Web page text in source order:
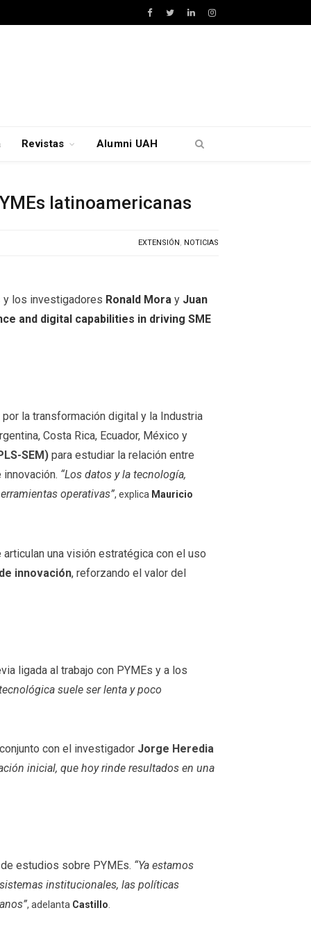
Facebook
TwitterLinkedInInstagram
Revistas Alumni UAH
latinoamericanas
EXTENSIÓN, NOTICIAS
y los investigadores Ronald Mora y Juan
and digital capabilities in driving SME
la transformación digital y la Industria
Costa Rica, Ecuador, México y
SEM) para estudiar la relación entre
“Los datos y la tecnología,
operativas”, explica Mauricio
una visión estratégica con el uso
innovación, reforzando el valor del
ligada al trabajo con PYMEs y a los
suele ser lenta y poco
con el investigador Jorge Heredia
inicial, que hoy rinde resultados en una
estudios sobre PYMEs. “Ya estamos
institucionales, las políticas
, adelanta Castillo.